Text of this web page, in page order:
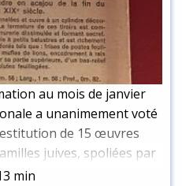
au mois de janvier
a unanimement voté
de 15 œuvres
juives, spoliées par
ministre de la culture
min